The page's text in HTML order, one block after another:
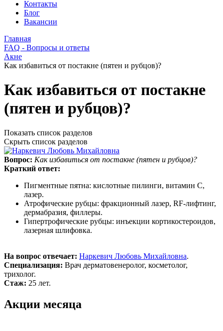
Контакты
Блог
Вакансии
Главная
FAQ - Вопросы и ответы
Акне
Как избавиться от постакне (пятен и рубцов)?
Как избавиться от постакне
(пятен и рубцов)?
Показать список разделов
Скрыть список разделов
Вопрос: Как избавиться от постакне (пятен и рубцов)?
Краткий ответ:
Пигментные пятна: кислотные пилинги, витамин С,
лазер.
Атрофические рубцы: фракционный лазер, RF-лифтинг,
дермабразия, филлеры.
Гипертрофические рубцы: инъекции кортикостероидов,
лазерная шлифовка.
На вопрос отвечает: Наркевич Любовь Михайловна.
Специализация: Врач дерматовенеролог, косметолог,
трихолог.
Стаж: 25 лет.
Акции месяца